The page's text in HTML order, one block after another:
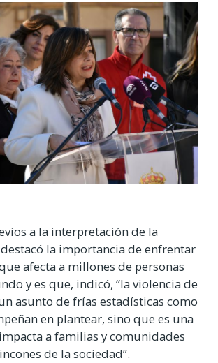
a la interpretación de la
la importancia de enfrentar
afecta a millones de personas
y es que, indicó, “la violencia de
asunto de frías estadísticas como
en plantear, sino que es una
a familias y comunidades
de la sociedad”.